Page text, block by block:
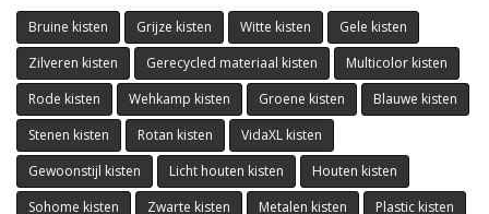
Bruine kisten Grijze kisten Witte kisten
Gele kisten
Zilveren kisten
Gerecycled materiaal kisten
Multicolor kisten
Rode kisten
Wehkamp kisten Groene kisten
Blauwe kisten
Stenen kisten
Rotan kisten
VidaXL kisten
Gewoonstijl kisten
Licht houten kisten
Houten kisten
Sohome kisten
Zwarte kisten Metalen kisten
Plastic kisten